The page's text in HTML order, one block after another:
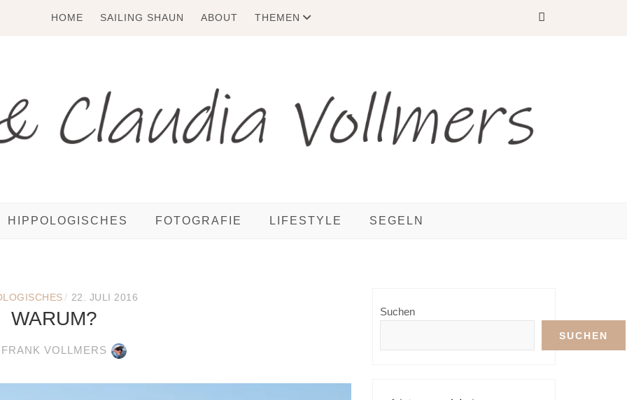
HOME SAILING SHAUN ABOUT THEMEN
HIPPOLOGISCHES FOTOGRAFIE LIFESTYLE SEGELN
/ 22. JULI 2016
WARUM?
VOLLMERS
Suchen
SUCHEN